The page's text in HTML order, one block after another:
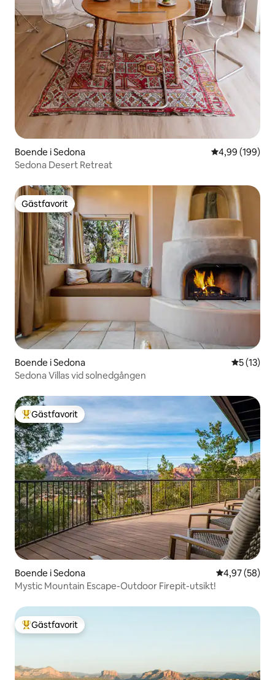
Boende i Sedona 4,99 av 5 i
4,99 (199)
Sedona Desert Retreat
Gästfavorit
Gästfavorit
Boende i Sedona 5 av 5 i
5 (13)
Sedona Villas vid solnedgången
Populär gästfavorit
Gästfavorit
Boende i Sedona 4,97 av 5 i
4,97 (58)
Mystic Mountain Escape-Outdoor Firepit-utsikt!
Populär gästfavorit
Gästfavorit